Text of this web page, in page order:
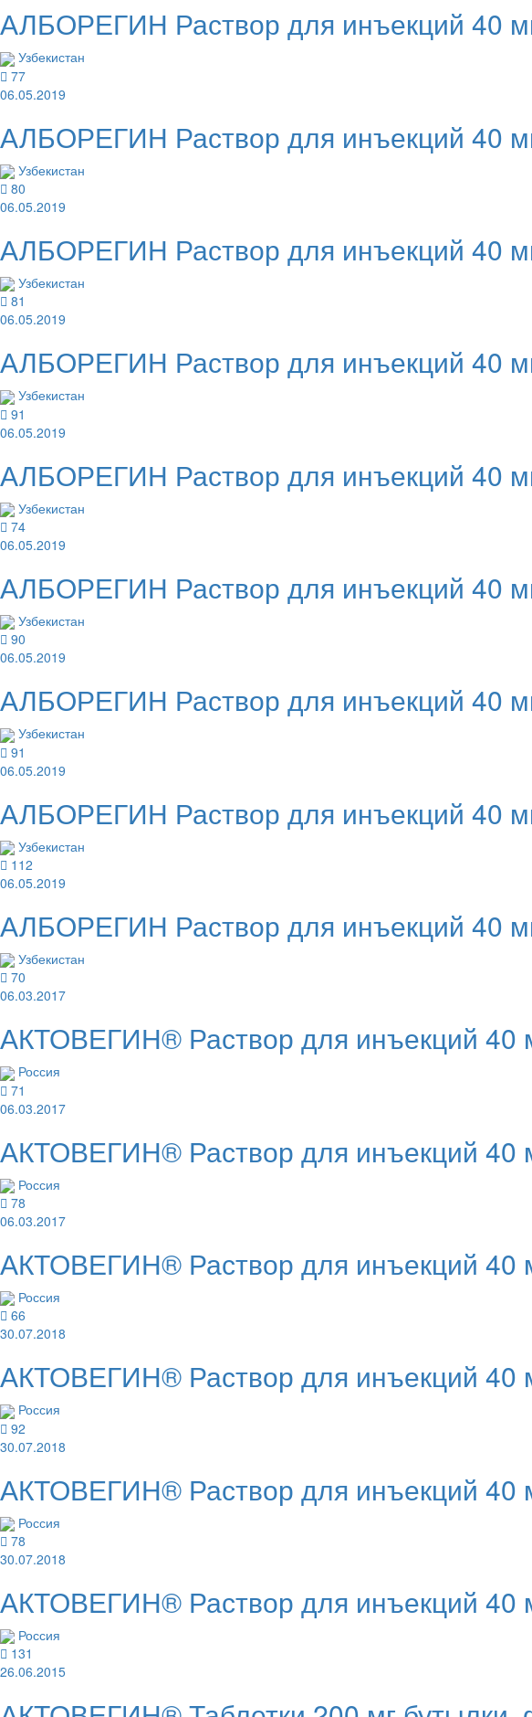
АЛБОРЕГИН Раствор для инъекций 40
Узбекистан
77
06.05.2019
АЛБОРЕГИН Раствор для инъекций 40
Узбекистан
80
06.05.2019
АЛБОРЕГИН Раствор для инъекций 40
Узбекистан
81
06.05.2019
АЛБОРЕГИН Раствор для инъекций 40
Узбекистан
91
06.05.2019
АЛБОРЕГИН Раствор для инъекций 40
Узбекистан
74
06.05.2019
АЛБОРЕГИН Раствор для инъекций 40
Узбекистан
90
06.05.2019
АЛБОРЕГИН Раствор для инъекций 40
Узбекистан
91
06.05.2019
АЛБОРЕГИН Раствор для инъекций 40
Узбекистан
112
06.05.2019
АЛБОРЕГИН Раствор для инъекций 40
Узбекистан
70
06.03.2017
АКТОВЕГИН® Раствор для инъекций
Россия
71
06.03.2017
АКТОВЕГИН® Раствор для инъекций
Россия
78
06.03.2017
АКТОВЕГИН® Раствор для инъекций
Россия
66
30.07.2018
АКТОВЕГИН® Раствор для инъекций
Россия
92
30.07.2018
АКТОВЕГИН® Раствор для инъекций
Россия
78
30.07.2018
АКТОВЕГИН® Раствор для инъекций
Россия
131
26.06.2015